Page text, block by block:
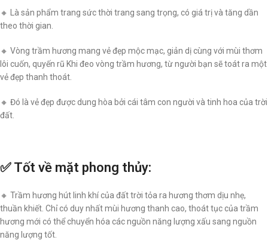
🔸 Là sản phẩm trang sức thời trang sang trọng, có giá trị và tăng dần
theo thời gian.
🔸 Vòng trầm hương mang vẻ đẹp mộc mạc, giản dị cùng với mùi thơm
lôi cuốn, quyến rũ Khi đeo vòng trầm hương, từ người bạn sẽ toát ra một
vẻ đẹp thanh thoát.
🔸 Đó là vẻ đẹp được dung hòa bởi cái tâm con người và tinh hoa của trời
đất.
✅ Tốt về mặt phong thủy:
🔸 Trầm hương hút linh khí của đất trời tỏa ra hương thơm dịu nhẹ,
thuần khiết. Chỉ có duy nhất mùi hương thanh cao, thoát tục của trầm
hương mới có thể chuyển hóa các nguồn năng lượng xấu sang nguồn
năng lượng tốt.